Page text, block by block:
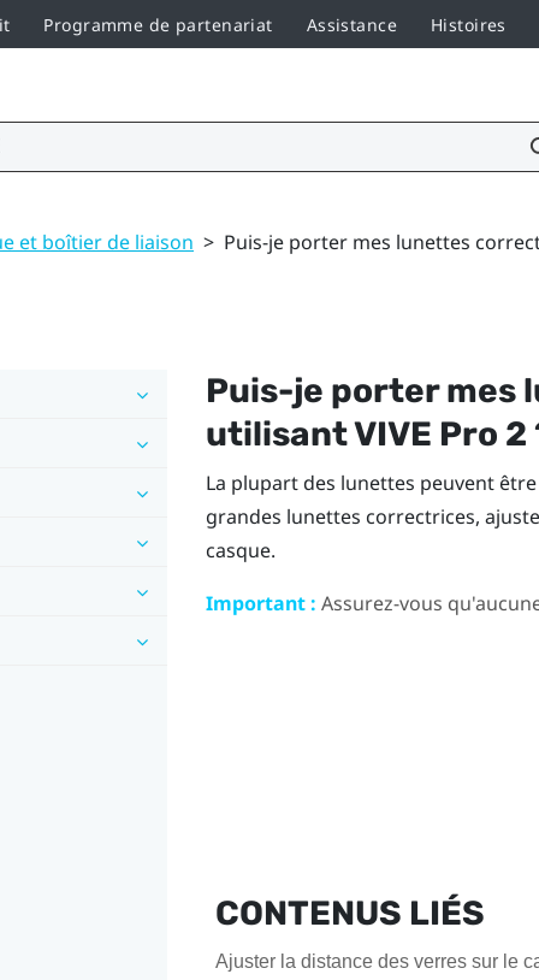
Programme de partenariat Assistance Histoires
et boîtier de liaison > Puis-je porter mes lunettes
Puis-je porter mes
utilisantVIVE Pro 2
La plupart des lunettes peuvent
grandes lunettes correctrices,
casque.
Important : Assurez-vous
CONTENUS LIÉS
Ajuster la distance des verres sur le